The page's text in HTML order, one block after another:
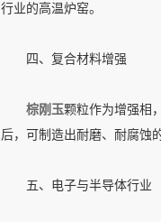
行业的高温炉窑。
四、复合材料增强
棕刚玉颗粒作为增强相
后，可制造出耐磨、耐腐蚀
五、电子与半导体行业